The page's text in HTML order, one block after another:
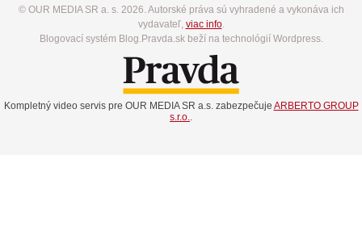
© OUR MEDIA SR a. s. 2026. Autorské práva sú vyhradené a vykonáva ich
vydavateľ, viac info.
Blogovací systém Blog.Pravda.sk beží na technológií Wordpress.
Kompletný video servis pre OUR MEDIA SR a.s. zabezpečuje ARBERTO GROUP
s.r.o..